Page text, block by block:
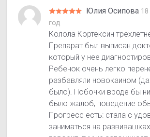
Юлия Осипова
год
Колола Кортексин
Препарат был выписан
который у нее
Ребенок очень легко
разбавляли новокаином
было). Побочки вроде бы
было жалоб, поведение
Прогресс есть: стала с
заниматься на